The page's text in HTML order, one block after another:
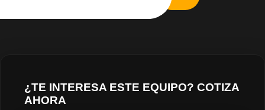
¿TE INTERESA ESTE EQUIPO? COTIZA
AHORA